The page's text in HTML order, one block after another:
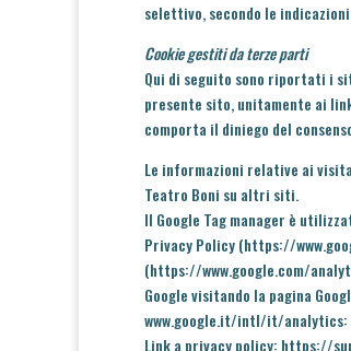
selettivo, secondo le
Cookie gestiti da terze parti
Qui di seguito sono riportati i
presente sito, unitamente ai
comporta il diniego del
Le informazioni relative ai
Teatro Boni su altri siti.
Il Google Tag manager è
Privacy Policy (https://
(https://www.google.com/
Google visitando la pagina
www.google.it/intl/it/analytics:
Link a privacy policy: https://